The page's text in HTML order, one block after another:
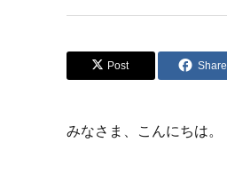
Post Share
みなさま、こんにちは。